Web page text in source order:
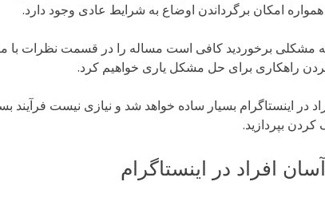
امکان برگرداندن اوضاع به شرایط عادی وجود دارد.
به مشکلی برخوردید کافی است مساله را در قسمت نظرات با
کردن راهکاری برای حل مشکل یاری خواهیم کرد.
در اینستاگرام بسیار ساده خواهد شد و نیازی نیست فرآیند
کردن بپردازید.
افراد در اینستاگرام